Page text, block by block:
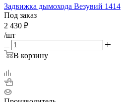
Задвижка дымохода Везувий 1414
Под заказ
2 430 ₽
/шт
В корзину